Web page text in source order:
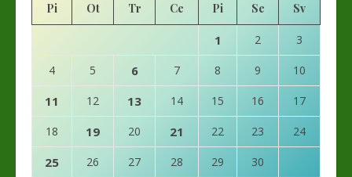
Pi Ot Tr Ce Pi Se Sv
1 2 3
4 5 6 7 8 9 10
11 12 13 14 15 16 17
18 19 20 21 22 23 24
25 26 27 28 29 30